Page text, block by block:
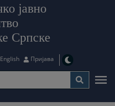
јавно
Српске
English Пријава